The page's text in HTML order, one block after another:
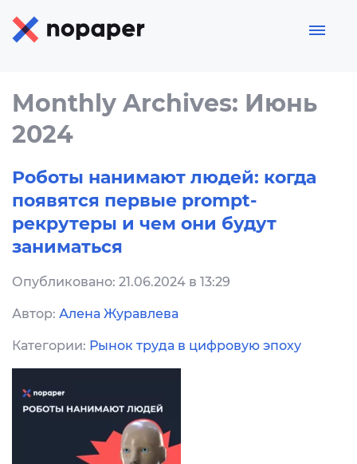
Monthly Archives: Июнь
2024
Роботы нанимают людей: когда
появятся первые prompt-
рекрутеры и чем они будут
заниматься
Опубликовано: 21.06.2024 в 13:29
Автор: Алена Журавлева
Категории: Рынок труда в цифровую эпоху